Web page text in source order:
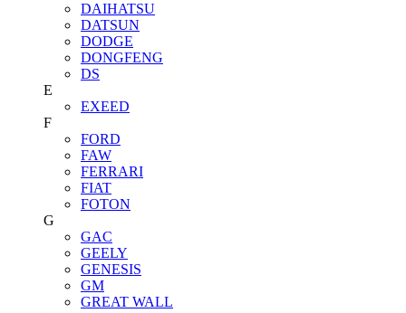
DAIHATSU
DATSUN
DODGE
DONGFENG
DS
E
EXEED
F
FORD
FAW
FERRARI
FIAT
FOTON
G
GAC
GEELY
GENESIS
GM
GREAT WALL